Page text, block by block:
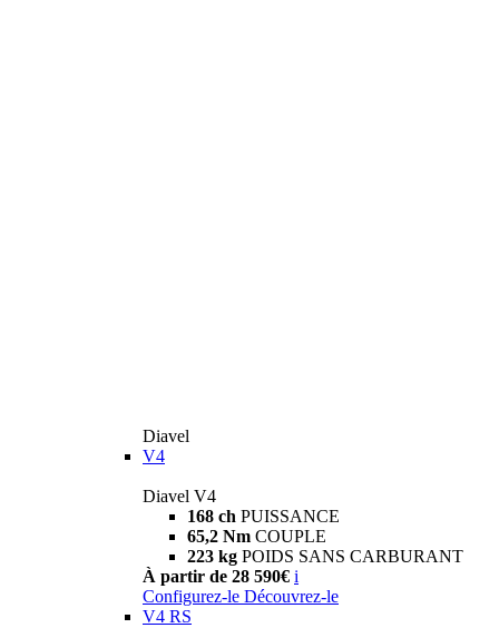
Diavel
V4
Diavel V4
168 ch PUISSANCE
65,2 Nm COUPLE
223 kg POIDS SANS CARBURANT
À partir de 28 590€ i
Configurez-le Découvrez-le
V4 RS